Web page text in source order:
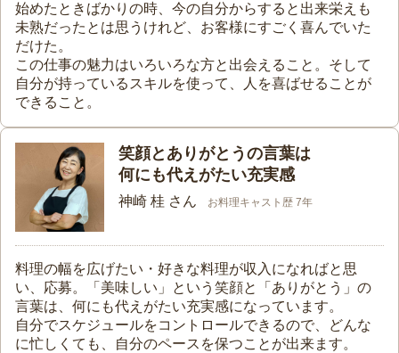
始めたときばかりの時、今の自分からすると出来栄えも
未熟だったとは思うけれど、お客様にすごく喜んでいた
だけた。
この仕事の魅力はいろいろな方と出会えること。そして
自分が持っているスキルを使って、人を喜ばせることが
できること。
笑顔とありがとうの言葉は
何にも代えがたい充実感
神崎 桂 さん お料理キャスト歴 7年
料理の幅を広げたい・好きな料理が収入になればと思
い、応募。「美味しい」という笑顔と「ありがとう」の
言葉は、何にも代えがたい充実感になっています。
自分でスケジュールをコントロールできるので、どんな
に忙しくても、自分のペースを保つことが出来ます。